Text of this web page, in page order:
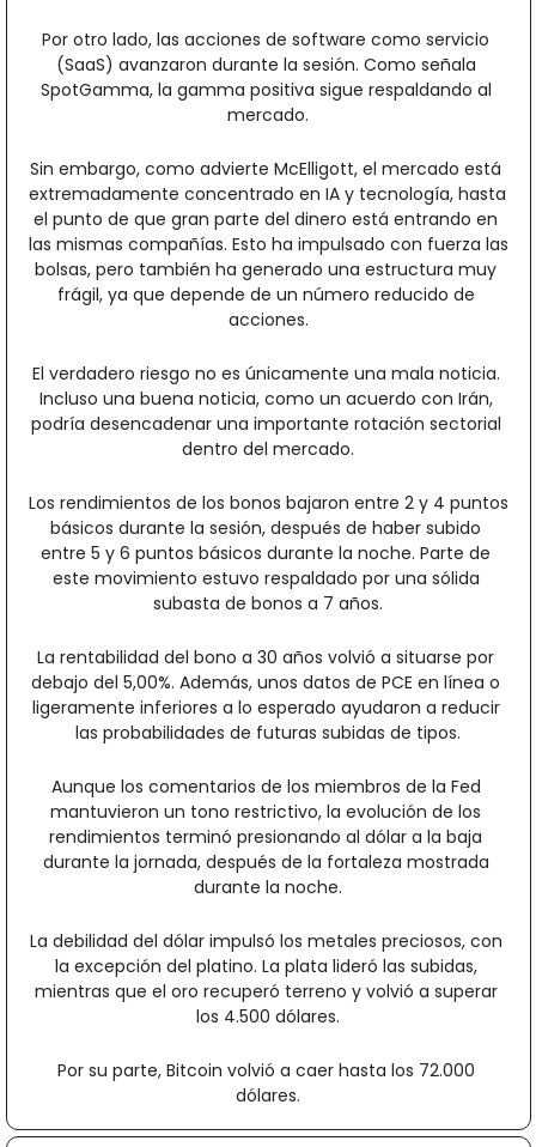
Por otro lado, las acciones de software como servicio
(SaaS) avanzaron durante la sesión. Como señala
SpotGamma, la gamma positiva sigue respaldando al
mercado.
Sin embargo, como advierte McElligott, el mercado está
extremadamente concentrado en IA y tecnología, hasta
el punto de que gran parte del dinero está entrando en
las mismas compañías. Esto ha impulsado con fuerza las
bolsas, pero también ha generado una estructura muy
frágil, ya que depende de un número reducido de
acciones.
El verdadero riesgo no es únicamente una mala noticia.
Incluso una buena noticia, como un acuerdo con Irán,
podría desencadenar una importante rotación sectorial
dentro del mercado.
Los rendimientos de los bonos bajaron entre 2 y 4 puntos
básicos durante la sesión, después de haber subido
entre 5 y 6 puntos básicos durante la noche. Parte de
este movimiento estuvo respaldado por una sólida
subasta de bonos a 7 años.
La rentabilidad del bono a 30 años volvió a situarse por
debajo del 5,00%. Además, unos datos de PCE en línea o
ligeramente inferiores a lo esperado ayudaron a reducir
las probabilidades de futuras subidas de tipos.
Aunque los comentarios de los miembros de la Fed
mantuvieron un tono restrictivo, la evolución de los
rendimientos terminó presionando al dólar a la baja
durante la jornada, después de la fortaleza mostrada
durante la noche.
La debilidad del dólar impulsó los metales preciosos, con
la excepción del platino. La plata lideró las subidas,
mientras que el oro recuperó terreno y volvió a superar
los 4.500 dólares.
Por su parte, Bitcoin volvió a caer hasta los 72.000
dólares.